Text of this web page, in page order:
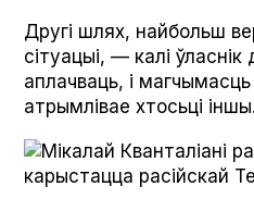
Другі шлях, найбольш
сітуацыі, — калі
аплачваць, і
атрымлівае хтосьці іншы.